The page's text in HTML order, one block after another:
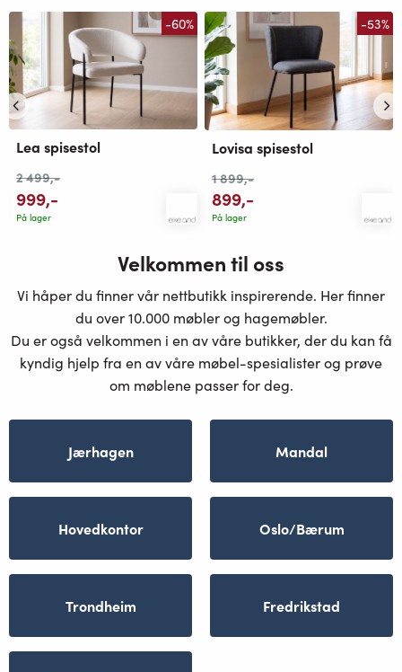
-60%
Lea spisestol
2 499,-
999,-
På lager
-53%
Lovisa spisestol
1 899,-
899,-
På lager
Velkommen til oss
Vi håper du finner vår nettbutikk inspirerende. Her finner
du over 10.000 møbler og hagemøbler.
Du er også velkommen i en av våre butikker, der du kan få
kyndig hjelp fra en av våre møbel-spesialister og prøve
om møblene passer for deg.
Jærhagen Mandal
Hovedkontor Oslo/Bærum
Trondheim Fredrikstad